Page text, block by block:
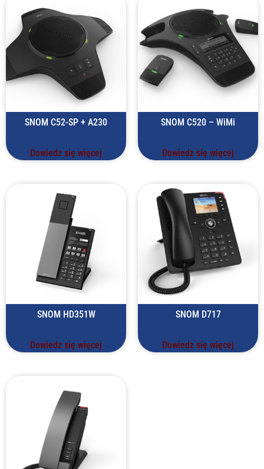
SNOM C52-SP + A230
Dowiedz się więcej
SNOM C520 – WiMi
Dowiedz się więcej
SNOM HD351W
Dowiedz się więcej
SNOM D717
Dowiedz się więcej